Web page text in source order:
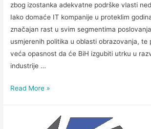
zbog izostanka adekvatne podrške vlasti
Iako domaće IT kompanije u proteklim
značajan rast u svim segmentima
usmjerenih politika u oblasti obrazovanja, te
veća opasnost da će BiH izgubiti utrku u
industrije …
Read More »